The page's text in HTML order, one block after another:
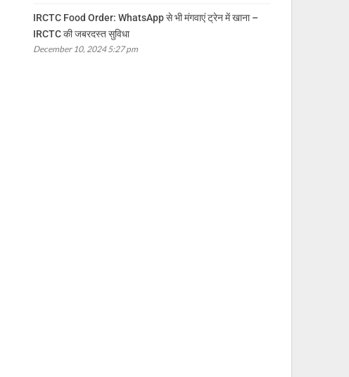
IRCTC Food Order: WhatsApp से भी मंगवाएं ट्रेन में खाना –
IRCTC की जबरदस्त सुविधा
December 10, 2024 5:27 pm